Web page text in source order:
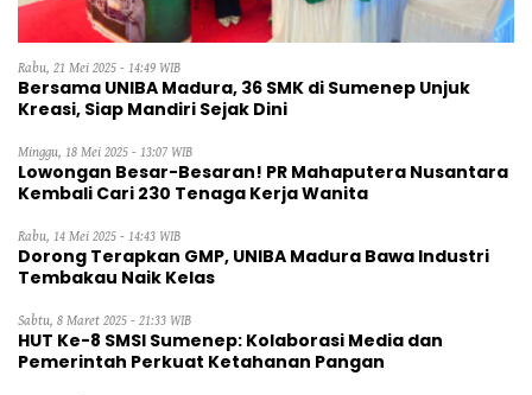
Rabu, 21 Mei 2025 - 14:49 WIB
Bersama UNIBA Madura, 36 SMK di Sumenep Unjuk
Kreasi, Siap Mandiri Sejak Dini
Minggu, 18 Mei 2025 - 13:07 WIB
Lowongan Besar-Besaran! PR Mahaputera Nusantara
Kembali Cari 230 Tenaga Kerja Wanita
Rabu, 14 Mei 2025 - 14:43 WIB
Dorong Terapkan GMP, UNIBA Madura Bawa Industri
Tembakau Naik Kelas
Sabtu, 8 Maret 2025 - 21:33 WIB
HUT Ke-8 SMSI Sumenep: Kolaborasi Media dan
Pemerintah Perkuat Ketahanan Pangan